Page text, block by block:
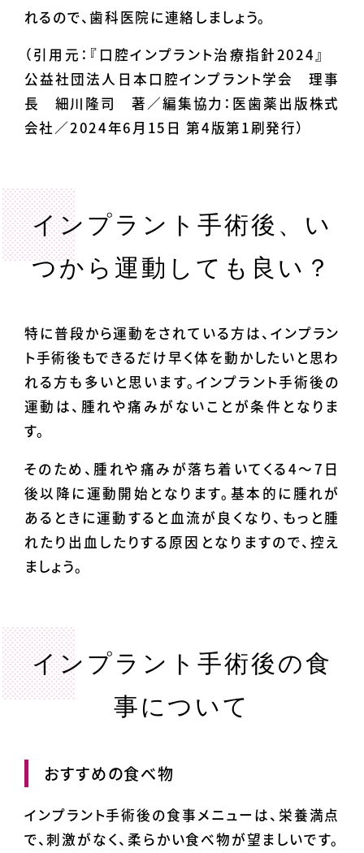
れるので、歯科医院に連絡しましょう。
（引用元：『口腔インプラント治療指針2024』
公益社団法人日本口腔インプラント学会 理事
長 細川隆司 著／編集協力：医歯薬出版株式
会社／2024年6月15日 第4版第1刷発行）
インプラント手術後、い
つから運動しても良い？
特に普段から運動をされている方は、インプラン
ト手術後もできるだけ早く体を動かしたいと思わ
れる方も多いと思います。インプラント手術後の
運動は、腫れや痛みがないことが条件となりま
す。
そのため、腫れや痛みが落ち着いてくる4〜7日
後以降に運動開始となります。基本的に腫れが
あるときに運動すると血流が良くなり、もっと腫
れたり出血したりする原因となりますので、控え
ましょう。
インプラント手術後の食
事について
おすすめの食べ物
インプラント手術後の食事メニューは、栄養満点
で、刺激がなく、柔らかい食べ物が望ましいです。